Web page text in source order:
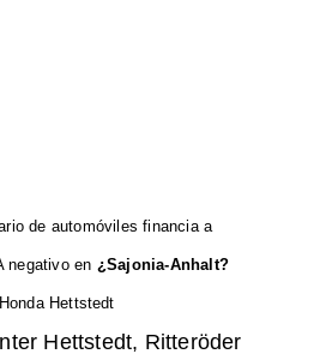
de automóviles financia a
negativo en ¿Sajonia-Anhalt?
Honda Hettstedt
Hettstedt, Ritteröder